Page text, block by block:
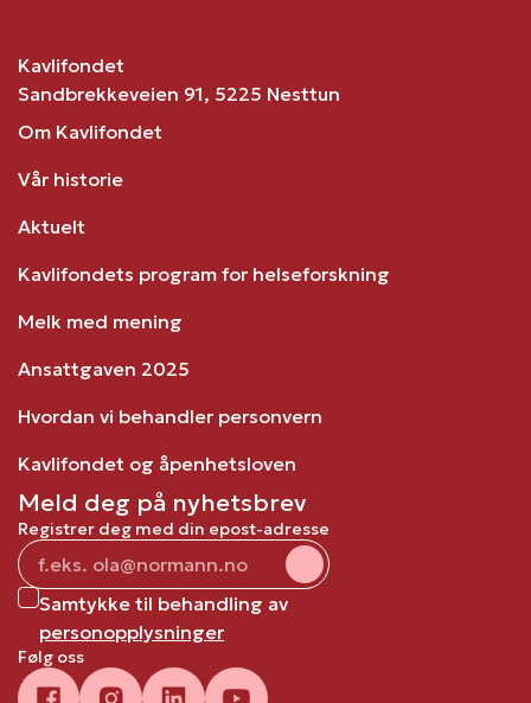
Kavlifondet
Sandbrekkeveien 91, 5225 Nesttun
Om Kavlifondet
Vår historie
Aktuelt
Kavlifondets program for helseforskning
Melk med mening
Ansattgaven 2025
Hvordan vi behandler personvern
Kavlifondet og åpenhetsloven
Meld deg på nyhetsbrev
Registrer deg med din epost-adresse
Samtykke til behandling av
personopplysninger
Følg oss